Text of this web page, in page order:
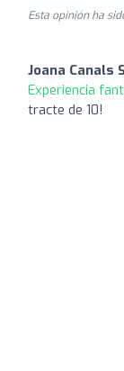
Esta opinión ha
Joana Canals
Experiencia
tracte de 10!